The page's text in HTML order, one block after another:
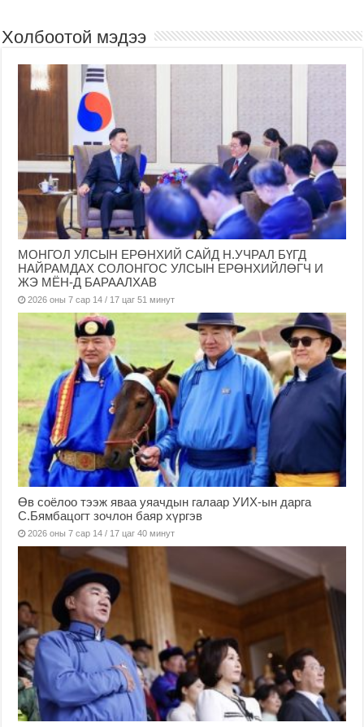
Холбоотой мэдээ
МОНГОЛ УЛСЫН ЕРӨНХИЙ САЙД Н.УЧРАЛ БҮГД
НАЙРАМДАХ СОЛОНГОС УЛСЫН ЕРӨНХИЙЛӨГЧ И
ЖЭ МЁН-Д БАРААЛХАВ
2026 оны 7 сар 14 / 17 цаг 51 минут
Өв соёлоо тээж яваа уяачдын галаар УИХ-ын дарга
С.Бямбацогт зочлон баяр хүргэв
2026 оны 7 сар 14 / 17 цаг 40 минут